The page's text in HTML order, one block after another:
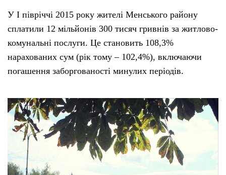
У І півріччі 2015 року жителі Менського району
сплатили 12 мільйонів 300 тисяч гривнів за житлово-
комунальні послуги. Це становить 108,3%
нарахованих сум (рік тому – 102,4%), включаючи
погашення заборгованості минулих періодів.